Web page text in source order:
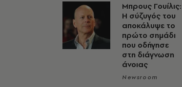
Μπρους Γουίλις:
Η σύζυγός του
αποκάλυψε το
πρώτο σημάδι
που οδήγησε
στη διάγνωση
άνοιας
Newsroom